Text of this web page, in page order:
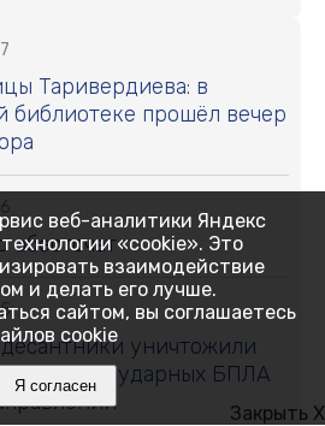
Таривердиева: в
библиотеке прошёл вечер
уничтожили
и ударных БПЛА
Закрыть X
веб-аналитики Яндекс
«cookie». Это
взаимодействие
и делать его лучше.
сайтом, вы соглашаетесь
cookie
Я согласен